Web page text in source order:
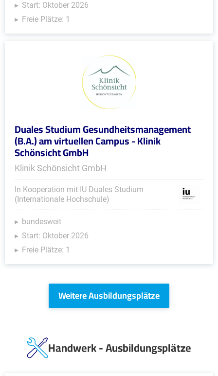
Start: Oktober 2026
Freie Plätze: 1
Duales Studium Gesundheitsmanagement
(B.A.) am virtuellen Campus - Klinik
Schönsicht GmbH
Klinik Schönsicht GmbH
In Kooperation mit IU Duales Studium
(Internationale Hochschule)
bundesweit
Start: Oktober 2026
Freie Plätze: 1
Weitere Ausbildungsplätze
Handwerk - Ausbildungsplätze